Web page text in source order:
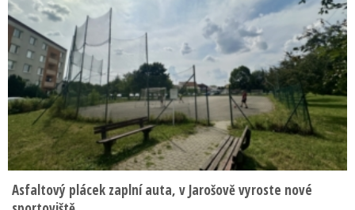
Asfaltový plácek zaplní auta, v Jarošově vyroste nové